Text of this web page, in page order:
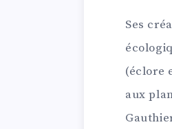
Ses
(éclore
aux